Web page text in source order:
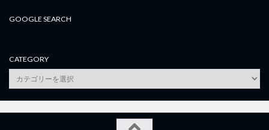
GOOGLE SEARCH
CATEGORY
category